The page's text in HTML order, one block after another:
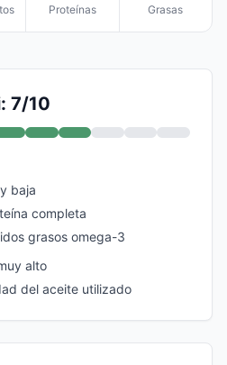
Proteínas Grasas
7/10
baja
completa
grasos omega-3
alto
del aceite utilizado